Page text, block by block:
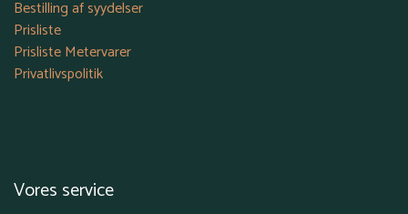
Bestilling af syydelser
Prisliste
Prisliste Metervarer
Privatlivspolitik
Vores service